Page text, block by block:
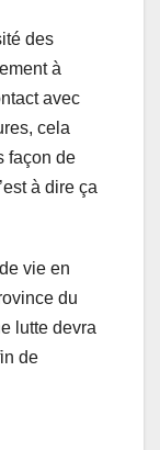
des
à
avec
cela
façon de
à dire ça
vie en
du
lutte devra
de